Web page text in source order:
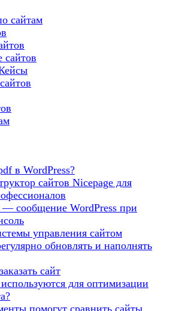
сайтам
сайтов
в WordPress?
сайтов Nicepage для
сообщение WordPress при
управления сайтом
обновлять и наполнять
сайт
для оптимизации
помогут сравнить сайты